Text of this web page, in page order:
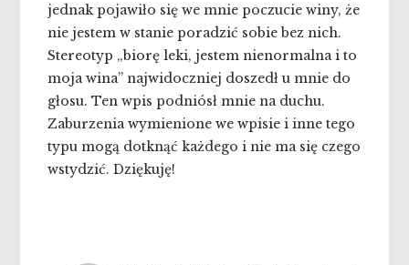
jednak pojawiło się we mnie poczucie winy, że
nie jestem w stanie poradzić sobie bez nich.
Stereotyp „biorę leki, jestem nienormalna i to
moja wina” najwidoczniej doszedł u mnie do
głosu. Ten wpis podniósł mnie na duchu.
Zaburzenia wymienione we wpisie i inne tego
typu mogą dotknąć każdego i nie ma się czego
wstydzić. Dziękuję!